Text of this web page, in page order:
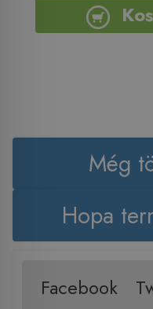
Még
Hopa
Facebook